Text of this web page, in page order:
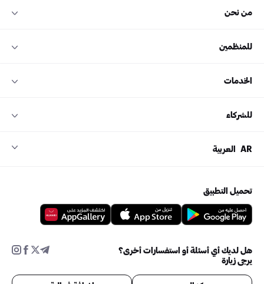
من نحن
للمنظمين
الخدمات
للشركاء
AR العربية
تحميل التطبيق
هل لديك أي أسئلة أو استفسارات أخرى؟
يرجى زيارة